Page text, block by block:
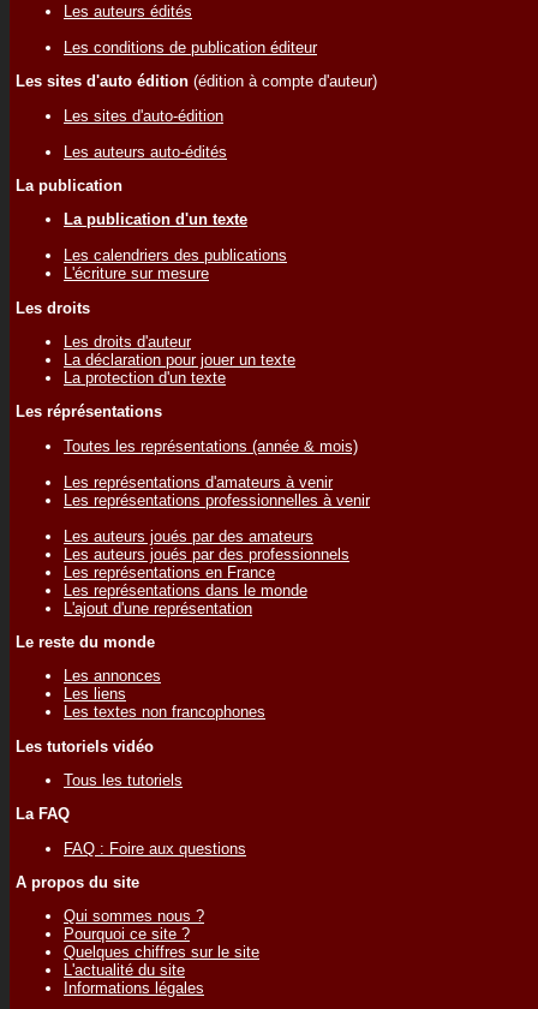
Les auteurs édités
Les conditions de publication éditeur
Les sites d'auto édition (édition à compte d'auteur)
Les sites d'auto-édition
Les auteurs auto-édités
La publication
La publication d'un texte
Les calendriers des publications
L'écriture sur mesure
Les droits
Les droits d'auteur
La déclaration pour jouer un texte
La protection d'un texte
Les réprésentations
Toutes les représentations (année & mois)
Les représentations d'amateurs à venir
Les représentations professionnelles à venir
Les auteurs joués par des amateurs
Les auteurs joués par des professionnels
Les représentations en France
Les représentations dans le monde
L'ajout d'une représentation
Le reste du monde
Les annonces
Les liens
Les textes non francophones
Les tutoriels vidéo
Tous les tutoriels
La FAQ
FAQ : Foire aux questions
A propos du site
Qui sommes nous ?
Pourquoi ce site ?
Quelques chiffres sur le site
L'actualité du site
Informations légales